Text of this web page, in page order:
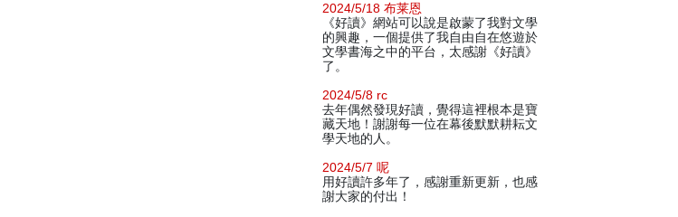
2024/5/18 布莱恩
《好讀》網站可以說是啟蒙了我對文學
的興趣，一個提供了我自由自在悠遊於
文學書海之中的平台，太感謝《好讀》
了。
2024/5/8 rc
去年偶然發現好讀，覺得這裡根本是寶
藏天地！謝謝每一位在幕後默默耕耘文
學天地的人。
2024/5/7 呢
用好讀許多年了，感謝重新更新，也感
謝大家的付出！